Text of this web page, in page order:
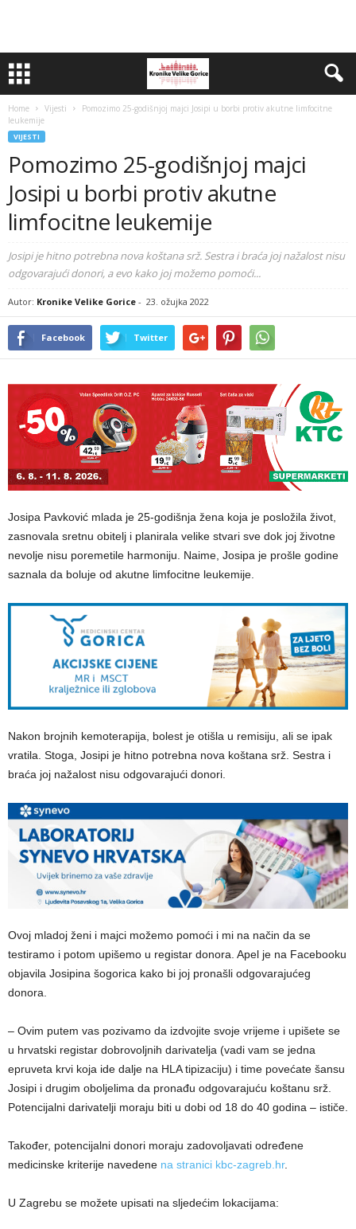
Home Vijesti
Pomozimo 25-godišnjoj majci Josipi u borbi protiv akutne limfocitne
leukemije
VIJESTI
Pomozimo 25-godišnjoj majci
Josipi u borbi protiv akutne
limfocitne leukemije
Josipi je hitno potrebna nova koštana srž. Sestra i braća joj nažalost nisu
odgovarajući donori, a evo kako joj možemo pomoći...
Autor: Kronike Velike Gorice - 23. ožujka 2022
Facebook Twitter
Josipa Pavković mlada je 25-godišnja žena koja je posložila život,
zasnovala sretnu obitelj i planirala velike stvari sve dok joj životne
nevolje nisu poremetile harmoniju. Naime, Josipa je prošle godine
saznala da boluje od akutne limfocitne leukemije.
Nakon brojnih kemoterapija, bolest je otišla u remisiju, ali se ipak
vratila. Stoga, Josipi je hitno potrebna nova koštana srž. Sestra i
braća joj nažalost nisu odgovarajući donori.
Ovoj mladoj ženi i majci možemo pomoći i mi na način da se
testiramo i potom upišemo u registar donora. Apel je na Facebooku
objavila Josipina šogorica kako bi joj pronašli odgovarajućeg
donora.
– Ovim putem vas pozivamo da izdvojite svoje vrijeme i upišete se
u hrvatski registar dobrovoljnih darivatelja (vadi vam se jedna
epruveta krvi koja ide dalje na HLA tipizaciju) i time povećate šansu
Josipi i drugim oboljelima da pronađu odgovarajuću koštanu srž.
Potencijalni darivatelji moraju biti u dobi od 18 do 40 godina – ističe.
Također, potencijalni donori moraju zadovoljavati određene
medicinske kriterije navedene na stranici kbc-zagreb.hr.
U Zagrebu se možete upisati na sljedećim lokacijama: